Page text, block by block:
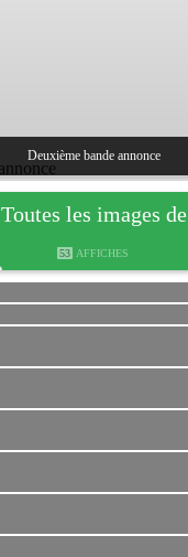
Deuxième bande annonce
Toutes les images de
53 AFFICHES